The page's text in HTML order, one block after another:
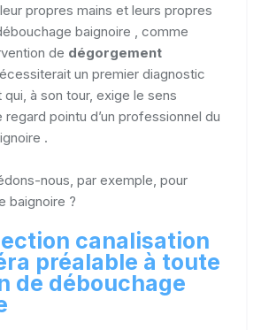
propres mains et leurs propres
baignoire , comme
de dégorgement
un premier diagnostic
qui, à son tour, exige le sens
regard pointu d’un professionnel du
.
nous, par exemple, pour
baignoire ?
canalisation
préalable à toute
de débouchage